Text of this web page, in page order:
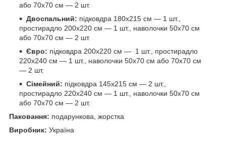
або 70х70 см — 2 шт.
Двоспальний: підковдра 180х215 см — 1 шт.,
простирадло 200х220 см — 1 шт., наволочки 50х70 см
або 70х70 см — 2 шт.
Євро: підковдра 200х220 см — 1 шт., простирадло
220х240 см — 1 шт., наволочки 50х70 см або 70х70 см
— 2 шт.
Сімейний: підковдра 145х215 см — 2 шт.,
простирадло 220х240 см — 1 шт., наволочки 50х70 см
або 70х70 см — 2 шт.
Паковання: подарункова, жорстка
Виробник: Україна